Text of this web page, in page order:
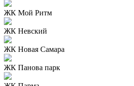
ЖК Мой Ритм
ЖК Невский
ЖК Новая Самара
ЖК Панова парк